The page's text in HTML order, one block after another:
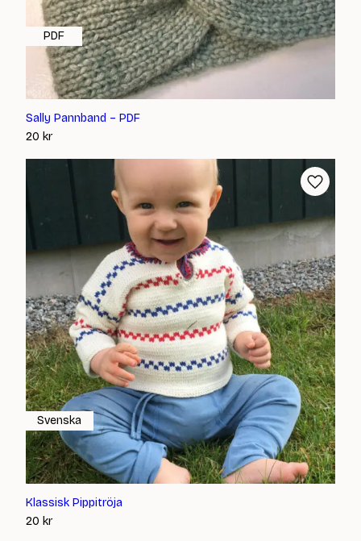
Sally Pannband – PDF
20 kr
PDF
Klassisk Pippitröja
20 kr
Svenska